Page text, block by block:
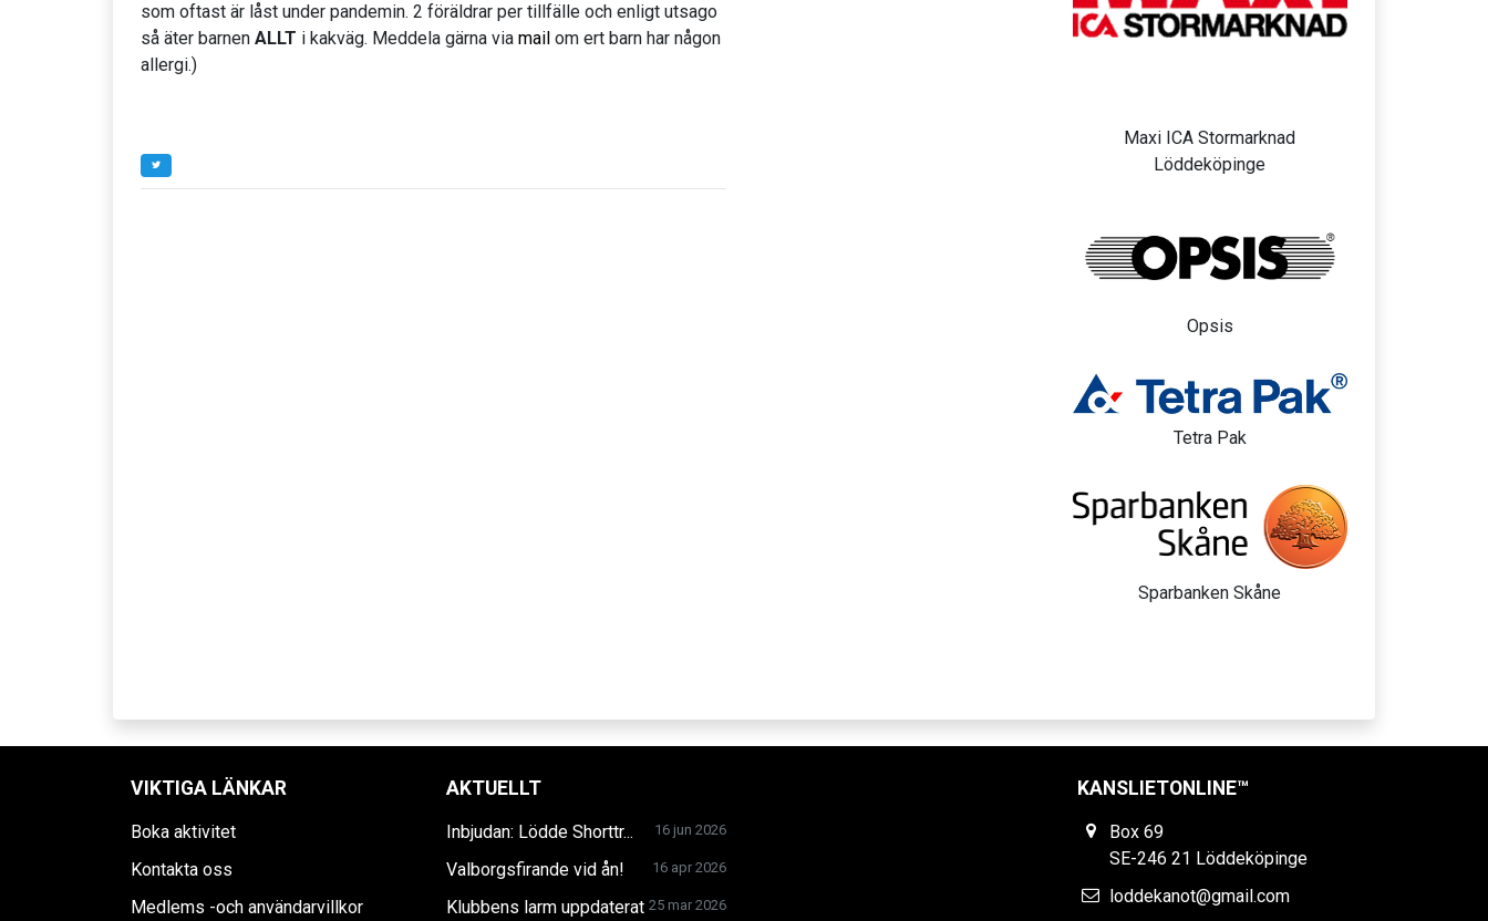
som oftast är låst under pandemin. 2 föräldrar per tillfälle och enligt utsago
så äter barnen ALLT i kakväg. Meddela gärna via mail om ert barn har någon
allergi.)
Maxi ICA Stormarknad
Löddeköpinge
Opsis
Tetra Pak
Sparbanken Skåne
VIKTIGA LÄNKAR
Boka aktivitet
Kontakta oss
Medlems -och användarvillkor
AKTUELLT
Inbjudan: Lödde Shorttr... 16 jun 2026
Valborgsfirande vid ån! 16 apr 2026
Klubbens larm uppdaterat 25 mar 2026
KANSLIETONLINE™
Box 69
SE-246 21 Löddeköpinge
loddekanot@gmail.com